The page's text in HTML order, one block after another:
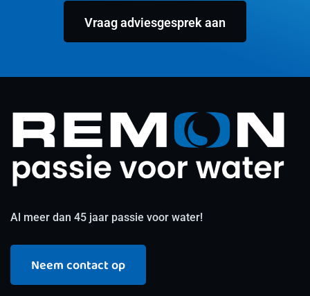
Vraag adviesgesprek aan
Al meer dan 45 jaar passie voor water!
Neem contact op